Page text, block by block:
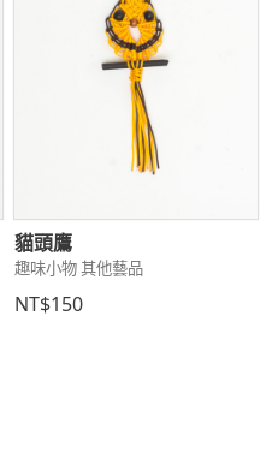
貓頭鷹
趣味小物 其他藝品
NT$150